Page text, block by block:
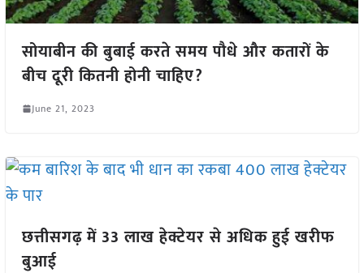
सोयाबीन की बुबाई करते समय पौधे और कतारों के
बीच दूरी कितनी होनी चाहिए?
June 21, 2023
छत्तीसगढ़ में 33 लाख हेक्टेयर से अधिक हुई खरीफ
बुआई